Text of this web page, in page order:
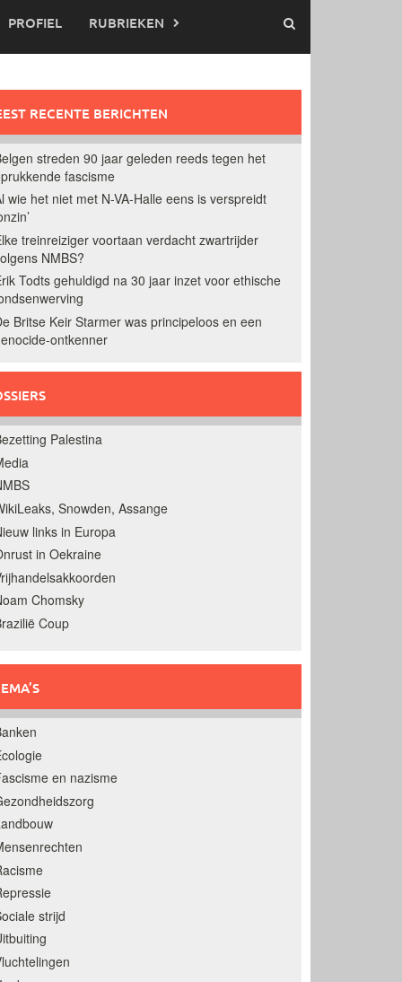
PROFIEL RUBRIEKEN
RECENTE BERICHTEN
streden 90 jaar geleden reeds tegen het
fascisme
wie het niet met N-VA-Halle eens is verspreidt
treinreiziger voortaan verdacht zwartrijder
NMBS?
Todts gehuldigd na 30 jaar inzet voor ethische
Britse Keir Starmer was principeloos en een
ontkenner
Palestina
Snowden, Assange
links in Europa
in Oekraine
Chomsky
Coup
en nazisme
strijd